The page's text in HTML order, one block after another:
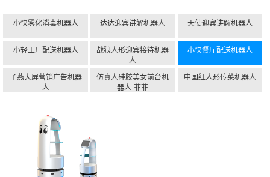
小快雾化消毒机器人 达达迎宾讲解机器人 天使迎宾讲解机器人
小轻工厂配送机器人
战狼人形迎宾接待机器
人
小快餐厅配送机器人
子燕大屏营销广告机器
人
仿真人硅胶美女前台机
器人-菲菲
中国红人形传菜机器人